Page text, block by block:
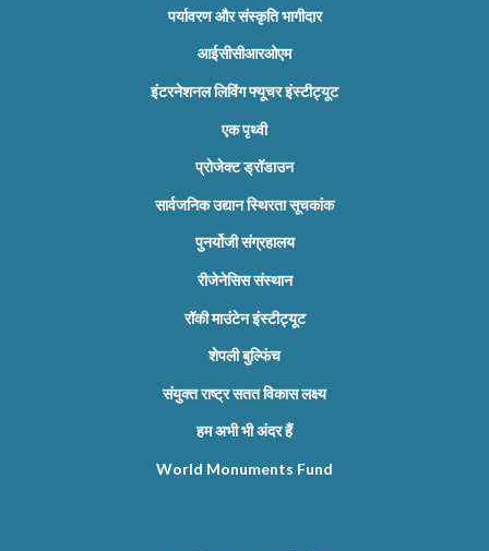
पर्यावरण और संस्कृति भागीदार
आईसीसीआरओएम
इंटरनेशनल लिविंग फ्यूचर इंस्टीट्यूट
एक पृथ्वी
प्रोजेक्ट ड्रॉडाउन
सार्वजनिक उद्यान स्थिरता सूचकांक
पुनर्योजी संग्रहालय
रीजेनेसिस संस्थान
रॉकी माउंटेन इंस्टीट्यूट
शेपली बुल्फिंच
संयुक्त राष्ट्र सतत विकास लक्ष्य
हम अभी भी अंदर हैं
World Monuments Fund